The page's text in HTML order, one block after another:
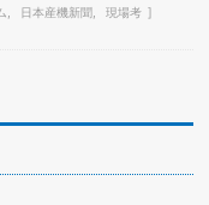
日本産機新聞 現場考